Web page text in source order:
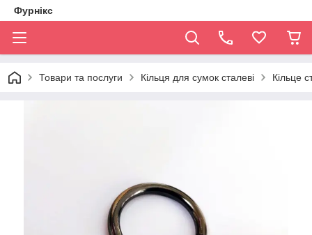
Фурнікс
Товари та послуги Кільця для сумок сталеві Кільце